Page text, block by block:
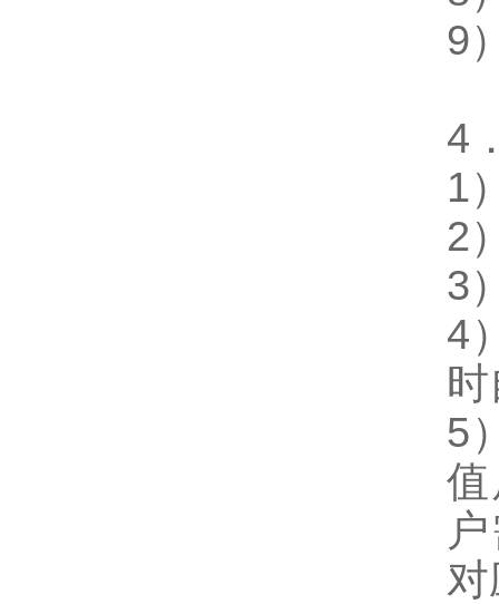
9
4
1
2
3
4
5